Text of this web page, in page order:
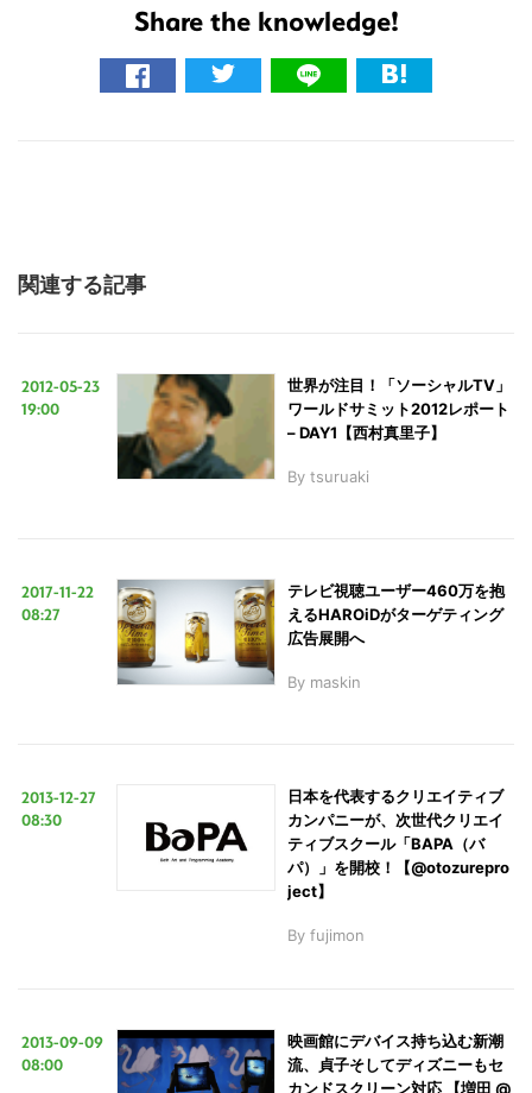
Share the knowledge!
関連する記事
2012-05-23
19:00
世界が注目！「ソーシャルTV」
ワールドサミット2012レポート
– DAY1【西村真里子】
By tsuruaki
2017-11-22
08:27
テレビ視聴ユーザー460万を抱
えるHAROiDがターゲティング
広告展開へ
By maskin
2013-12-27
08:30
日本を代表するクリエイティブ
カンパニーが、次世代クリエイ
ティブスクール「BAPA（バ
パ）」を開校！【@otozurepro
ject】
By fujimon
2013-09-09
08:00
映画館にデバイス持ち込む新潮
流、貞子そしてディズニーもセ
カンドスクリーン対応 【増田 @